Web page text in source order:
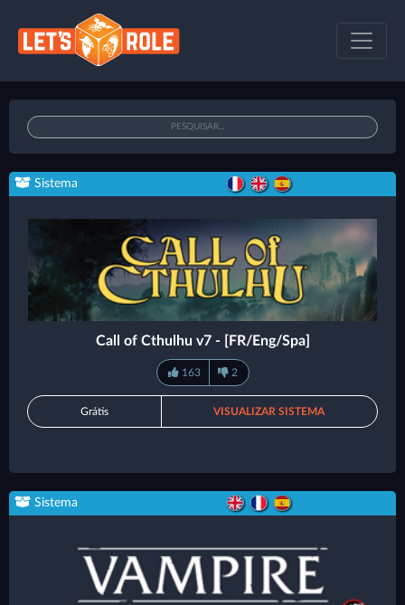
Sistema
Call of Cthulhu v7 - [FR/Eng/Spa]
163 2
Grátis VISUALIZAR SISTEMA
Sistema